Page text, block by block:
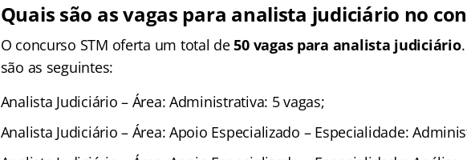
Quais são as vagas para analista judiciário no
O concurso STM oferta um total de50 vagas para analista judiciário
são as seguintes:
Analista Judiciário – Área: Administrativa: 5 vagas;
Analista Judiciário – Área: Apoio Especializado – Especialidade: